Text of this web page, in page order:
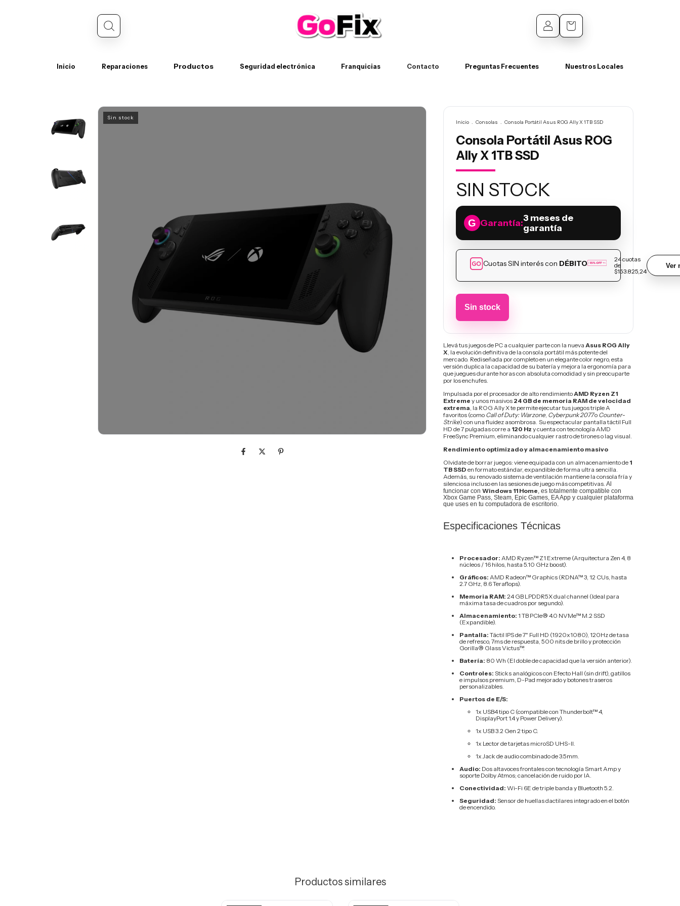
Inicio Reparaciones Productos Seguridad electrónica Franquicias Contacto Preguntas Frecuentes Nuestros Locales
Sin stock
Inicio . Consolas . Consola Portátil Asus ROG Ally X 1TB SSD
Consola Portátil Asus ROG
Ally X 1TB SSD
SIN STOCK
Garantía:3 meses de
garantía
Cuotas SIN interés con DÉBITO 24cuotas
de
$153.825,24
Ver
Llevá tus juegos de PC a cualquier parte con la nueva Asus ROG Ally
X, la evolución definitiva de la consola portátil más potente del
mercado. Rediseñada por completo en un elegante color negro, esta
versión duplica la capacidad de su batería y mejora la ergonomía para
que juegues durante horas con absoluta comodidad y sin preocuparte
por los enchufes.
Impulsada por el procesador de alto rendimientoAMD Ryzen Z1
Extreme y unos masivos 24 GB de memoria RAM de velocidad
extrema, la ROG Ally X te permite ejecutar tus juegos triple A
favoritos (como Call of Duty: Warzone, Cyberpunk 2077o Counter-
Strike) con una fluidez asombrosa. Su espectacular pantalla táctil Full
HD de 7 pulgadas corre a 120 Hz y cuenta con tecnología AMD
FreeSync Premium, eliminando cualquier rastro de tirones o lag visual.
Rendimiento optimizado y almacenamiento masivo
Olvidate de borrar juegos: viene equipada con un almacenamiento de 1
TB SSD en formato estándar, expandible de forma ultra sencilla.
Además, su renovado sistema de ventilación mantiene la consola fría y
silenciosa incluso en las sesiones de juego más competitivas. Al
funcionar con Windows 11 Home, es totalmente compatible con
Xbox Game Pass, Steam, Epic Games, EA App y cualquier plataforma
que uses en tu computadora de escritorio.
Especificaciones Técnicas
Procesador: AMD Ryzen™ Z1 Extreme (Arquitectura Zen 4, 8
núcleos / 16 hilos, hasta 5.10 GHz boost).
Gráficos: AMD Radeon™ Graphics (RDNA™ 3, 12 CUs, hasta
2.7 GHz, 8.6 Teraflops).
Memoria RAM: 24 GB LPDDR5X dual channel (Ideal para
máxima tasa de cuadros por segundo).
Almacenamiento: 1 TB PCIe® 4.0 NVMe™ M.2 SSD
(Expandible).
Pantalla: Táctil IPS de 7" Full HD (1920x1080), 120Hz de tasa
de refresco, 7ms de respuesta, 500 nits de brillo y protección
Gorilla® Glass Victus™.
Batería: 80 Wh (El doble de capacidad que la versión anterior).
Controles: Sticks analógicos con Efecto Hall (sin drift), gatillos
e impulsos premium, D-Pad mejorado y botones traseros
personalizables.
Puertos de E/S:
1x USB4 tipo C (compatible con Thunderbolt™ 4,
DisplayPort 1.4 y Power Delivery).
1x USB 3.2 Gen 2 tipo C.
1x Lector de tarjetas microSD UHS-II.
1x Jack de audio combinado de 3.5mm.
Audio: Dos altavoces frontales con tecnología Smart Amp y
soporte Dolby Atmos; cancelación de ruido por IA.
Conectividad: Wi-Fi 6E de triple banda y Bluetooth 5.2.
Seguridad: Sensor de huellas dactilares integrado en el botón
de encendido.
Productos similares